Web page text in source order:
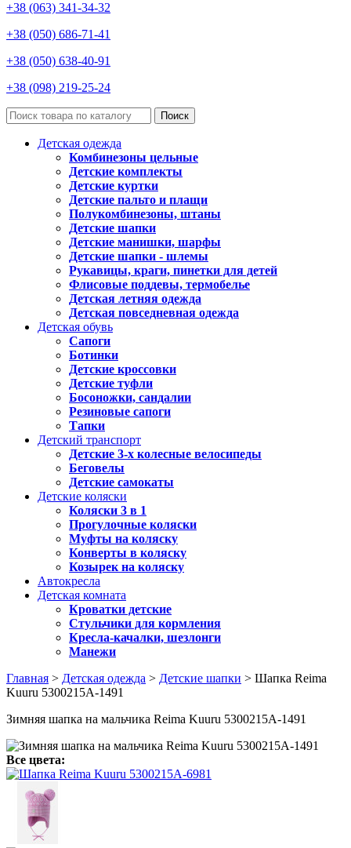
+38 (063) 341-34-32
+38 (050) 686-71-41
+38 (050) 638-40-91
+38 (098) 219-25-24
Поиск
Детская одежда
Комбинезоны цельные
Детские комплекты
Детские куртки
Детские пальто и плащи
Полукомбинезоны, штаны
Детские шапки
Детские манишки, шарфы
Детские шапки - шлемы
Рукавицы, краги, пинетки для детей
Флисовые поддевы, термобелье
Детская летняя одежда
Детская повседневная одежда
Детская обувь
Сапоги
Ботинки
Детские кроссовки
Детские туфли
Босоножки, сандалии
Резиновые сапоги
Тапки
Детский транспорт
Детские 3-х колесные велосипеды
Беговелы
Детские самокаты
Детские коляски
Коляски 3 в 1
Прогулочные коляски
Муфты на коляску
Конверты в коляску
Козырек на коляску
Автокресла
Детская комната
Кроватки детские
Стульчики для кормления
Кресла-качалки, шезлонги
Манежи
Главная > Детская одежда > Детские шапки > Шапка Reima
Kuuru 5300215A-1491
Зимняя шапка на мальчика Reima Kuuru 5300215A-1491
Все цвета: